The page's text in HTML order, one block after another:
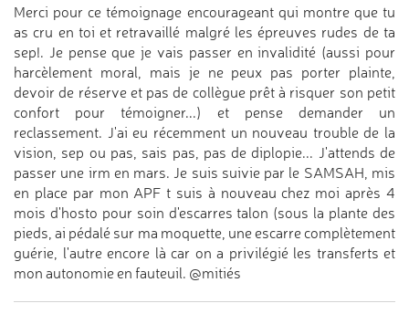
Merci pour ce témoignage encourageant qui montre que tu
as cru en toi et retravaillé malgré les épreuves rudes de ta
sep!. Je pense que je vais passer en invalidité (aussi pour
harcèlement moral, mais je ne peux pas porter plainte,
devoir de réserve et pas de collègue prêt à risquer son petit
confort pour témoigner...) et pense demander un
reclassement. J'ai eu récemment un nouveau trouble de la
vision, sep ou pas, sais pas, pas de diplopie... J'attends de
passer une irm en mars. Je suis suivie par le SAMSAH, mis
en place par mon APF t suis à nouveau chez moi après 4
mois d'hosto pour soin d'escarres talon (sous la plante des
pieds, ai pédalé sur ma moquette, une escarre complètement
guérie, l'autre encore là car on a privilégié les transferts et
mon autonomie en fauteuil. @mitiés